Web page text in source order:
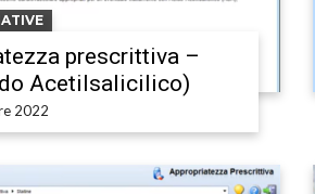
prescrittiva –
Acetilsalicilico)
2022